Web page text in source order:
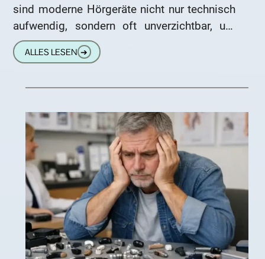
sind moderne Hörgeräte nicht nur technisch
aufwendig, sondern oft unverzichtbar, um
Gespräche zu verstehen, sicher am
Straßenverkehr teilzunehmen
ALLES LESEN ➔